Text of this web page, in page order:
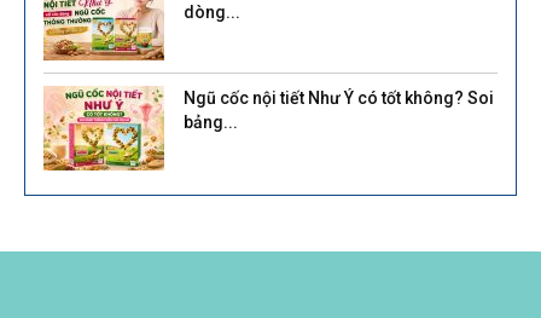
dòng...
Ngũ cốc nội tiết Như Ý có tốt không? Soi
bảng...